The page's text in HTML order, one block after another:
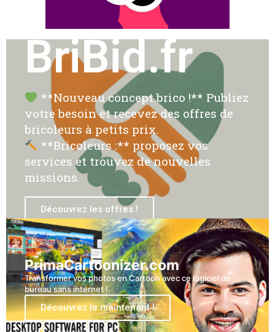
BriBid.fr
**Nouveau concept brico !** Publiez
votre besoin et recevez des offres de
bricoleurs à petits prix.
**Bricoleurs :** proposez vos
services et trouvez de nouvelles
missions.
Découvrez les offres !
PrimaCartoonizer.com
Transformer vos photos en Cartoon avec ce logiciel de
bureau sans internet !
Découvrez le maintenant !